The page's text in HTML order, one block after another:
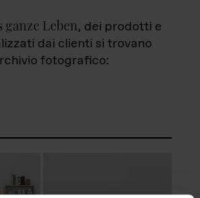
ganze Leben, dei prodotti e
dai clienti si trovano
fotografico: